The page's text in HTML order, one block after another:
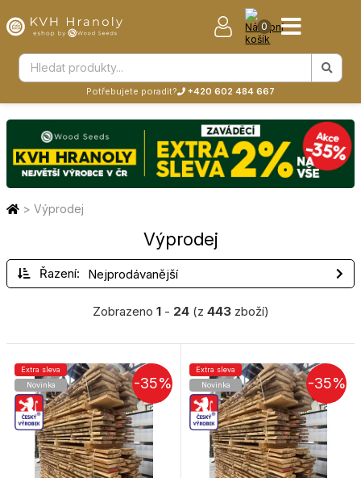
0
Potřebujete poradit? +420 602 484 667
> Výprodej
Výprodej
Řazení:
Zobrazeno 1- 24(z 443zboží)
-35%
Extra sleva
Novinka
-35%
Extra sleva
Novinka